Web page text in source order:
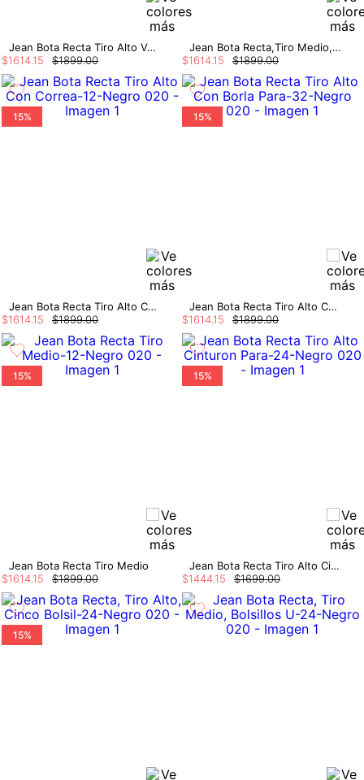
Jean Bota Recta Tiro Alto Velvet Piton
$1899.00
$1614.15
Jean Bota Recta,Tiro Medio, Con Bolsillo
$1899.00
$1614.15
15%
Jean Bota Recta Tiro Alto Con Correa
$1899.00
$1614.15
15%
Jean Bota Recta Tiro Alto Con Borla Para
$1899.00
$1614.15
15%
Jean Bota Recta Tiro Medio
$1899.00
$161415
15%
Jean Bota Recta Tiro Alto Cinturon Para
$1699.00
$144415
15%